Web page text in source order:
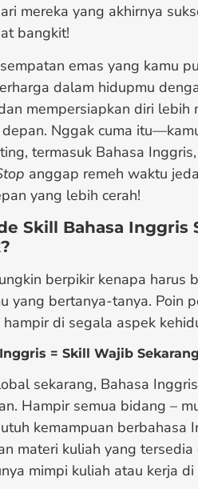
mereka yang akhirnya
bangkit!
emas yang kamu
dalam hidupmu
mempersiapkan diri
Nggak cuma
termasuk Bahasa
anggap remeh waktu
yang lebih cerah!
Skill Bahasa Inggris
berpikir kenapa harus
yang bertanya-tanya. Poin
hampir di segala aspek
= Skill Wajib Sekarang
sekarang, Bahasa
Hampir semua bidang –
kemampuan
materi kuliah yang
mimpi kuliah atau kerja